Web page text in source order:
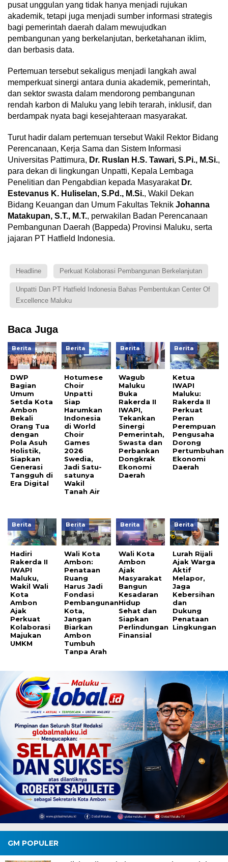
pusat unggulan yang tidak hanya menjadi rujukan
akademik, tetapi juga menjadi sumber informasi strategis
bagi pemerintah daerah dalam mewujudkan
pembangunan yang berkelanjutan, berketahanan iklim,
dan berbasis data.
Pertemuan tersebut sekaligus menjadi langkah awal
memperkuat sinergi antara dunia akademik, pemerintah,
dan sektor swasta dalam mendorong pembangunan
rendah karbon di Maluku yang lebih terarah, inklusif, dan
berdampak nyata bagi kesejahteraan masyarakat.
Turut hadir dalam pertemuan tersebut Wakil Rektor Bidang
Perencanaan, Kerja Sama dan Sistem Informasi
Universitas Pattimura, Dr. Ruslan H.S. Tawari, S.Pi., M.Si.,
para dekan di lingkungan Unpatti, Kepala Lembaga
Penelitian dan Pengabdian kepada Masyarakat Dr.
Estevanus K. Huliselan, S.Pd., M.Si., Wakil Dekan
Bidang Keuangan dan Umum Fakultas Teknik Johanna
Matakupan, S.T., M.T., perwakilan Badan Perencanaan
Pembangunan Daerah (Bappeda) Provinsi Maluku, serta
jajaran PT Hatfield Indonesia.
Headline Perkuat Kolaborasi Pembangunan Berkelanjutan
Unpatti Dan PT Hatfield Indonesia Bahas Pembentukan Center Of
Excellence Maluku
Baca Juga
Berita
DWP
Bagian
Umum
Setda Kota
Ambon
Bekali
Orang Tua
dengan
Pola Asuh
Holistik,
Siapkan
Generasi
Tangguh di
Era Digital
Berita
Hotumese
Choir
Unpatti
Siap
Harumkan
Indonesia
di World
Choir
Games
2026
Swedia,
Jadi Satu-
satunya
Wakil
Tanah Air
Berita
Wagub
Maluku
Buka
Rakerda II
IWAPI,
Tekankan
Sinergi
Pemerintah,
Swasta dan
Perbankan
Dongkrak
Ekonomi
Daerah
Berita
Ketua
IWAPI
Maluku:
Rakerda II
Perkuat
Peran
Perempuan
Pengusaha
Dorong
Pertumbuhan
Ekonomi
Daerah
Berita
Hadiri
Rakerda II
IWAPI
Maluku,
Wakil Wali
Kota
Ambon
Ajak
Perkuat
Kolaborasi
Majukan
UMKM
Berita
Wali Kota
Ambon:
Penataan
Ruang
Harus Jadi
Fondasi
Pembangunan
Kota,
Jangan
Biarkan
Ambon
Tumbuh
Tanpa Arah
Berita
Wali Kota
Ambon
Ajak
Masyarakat
Bangun
Kesadaran
Hidup
Sehat dan
Siapkan
Perlindungan
Finansial
Berita
Lurah Rijali
Ajak Warga
Aktif
Melapor,
Jaga
Kebersihan
dan
Dukung
Penataan
Lingkungan
GM POPULER